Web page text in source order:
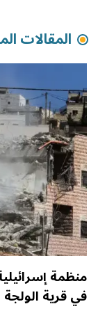
المقالات
في قرية الولجة